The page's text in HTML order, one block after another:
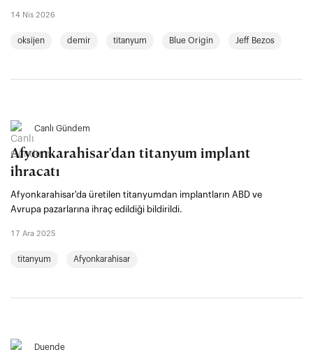
14 Nis 2026
oksijen demir titanyum Blue Origin Jeff Bezos
Canlı Gündem
Afyonkarahisar'dan titanyum implant
ihracatı
Afyonkarahisar'da üretilen titanyumdan implantların ABD ve
Avrupa pazarlarına ihraç edildiği bildirildi.
17 Ara 2025
titanyum Afyonkarahisar
Duende